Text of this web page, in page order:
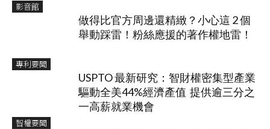
影音館
做得比官方周邊還精緻？小心這 2 個
舉動踩雷！粉絲應援的著作權地雷！
專利要聞
USPTO 最新研究：智財權密集型產業
驅動全美44%經濟產值 提供逾三分之
一高薪就業機會
智權要聞